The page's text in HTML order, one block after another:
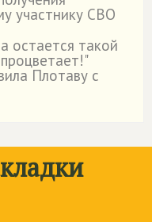
участнику СВО
остается такой
Плотаву с